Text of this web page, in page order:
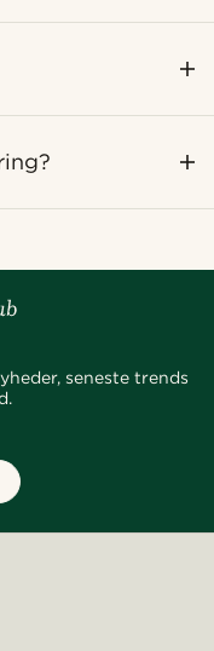
seneste trends